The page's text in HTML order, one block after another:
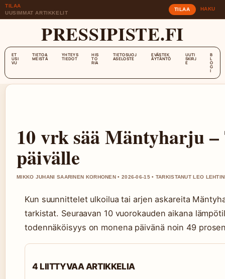
TILAA
UUSIMMAT ARTIKKELIT
TILAA HAKU
PRESSIPISTE.FI
ET
USI
VU
TIETOA
MEISTÄ
YHTEYS
TIEDOT
HIS
TO
RIA
TIETOSUOJ
ASELOSTE
EVÄSTEK
ÄYTÄNTÖ
UUTI
SKIRJ
E
B
L
O
G
I
10 vrk sää Mäntyharju –
päivälle
MIKKO JUHANI SAARINEN KORHONEN • 2026-06-15 • TARKISTANUT LEO
Kun suunnittelet ulkoilua tai arjen askareita
tarkistat. Seuraavan 10 vuorokauden aikana
todennäköisyys on monena päivänä noin 49
4 LIITTYVAA ARTIKKELIA